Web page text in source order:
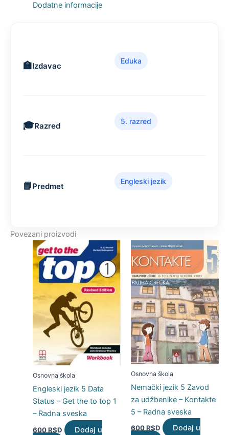
Dodatne informacije
Izdavac
Eduka
Razred
5. razred
Predmet
Engleski jezik
Povezani proizvodi
Osnovna škola
Engleski jezik 5 Data
Status – Get the to top 1
– Radna sveska
600RSD
Dodaj u
Osnovna škola
Nemački jezik 5 Zavod
za udžbenike – Kontakte
5 – Radna sveska
600RSD
Dodaj u